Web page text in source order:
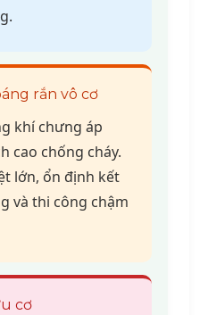
rắn vô cơ
khí chưng áp
cao chống cháy.
lớn, ổn định kết
và thi công chậm
cơ